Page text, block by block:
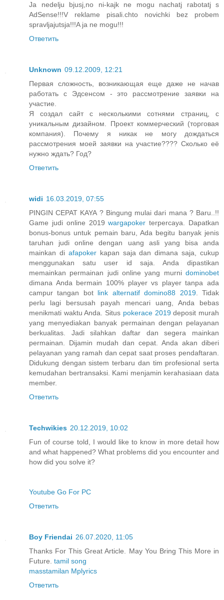
Ja nedelju bjusj,no ni-kajk ne mogu nachatj rabotatj s
AdSense!!!V reklame pisali.chto novichki bez probem
spravljajutsja!!!A ja ne mogu!!!
Ответить
Unknown 09.12.2009, 12:21
Первая сложность, возникающая еще даже не начав
работать с Эдсенсом - это рассмотрение заявки на
участие.
Я создал сайт с несколькими сотнями страниц, с
уникальным дизайном. Проект коммерческий (торговая
компания). Почему я никак не могу дождаться
рассмотрения моей заявки на участие???? Сколько её
нужно ждать? Год?
Ответить
widi 16.03.2019, 07:55
PINGIN CEPAT KAYA ? Bingung mulai dari mana ? Baru..!!
Game judi online 2019wargapoker terpercaya. Dapatkan
bonus-bonus untuk pemain baru, Ada begitu banyak jenis
taruhan judi online dengan uang asli yang bisa anda
mainkan di afapokerkapan saja dan dimana saja, cukup
menggunakan satu user id saja. Anda dipastikan
memainkan permainan judi online yang murni dominobet
dimana Anda bermain 100% player vs player tanpa ada
campur tangan bot link alternatif domino88 2019. Tidak
perlu lagi bersusah payah mencari uang, Anda bebas
menikmati waktu Anda. Situs pokerace 2019deposit murah
yang menyediakan banyak permainan dengan pelayanan
berkualitas. Jadi silahkan daftar dan segera mainkan
permainan. Dijamin mudah dan cepat. Anda akan diberi
pelayanan yang ramah dan cepat saat proses pendaftaran.
Didukung dengan sistem terbaru dan tim profesional serta
kemudahan bertransaksi. Kami menjamin kerahasiaan data
member.
Ответить
Techwikies 20.12.2019, 10:02
Fun of course told, I would like to know in more detail how
and what happened? What problems did you encounter and
how did you solve it?
Youtube Go For PC
Ответить
Boy Friendai 26.07.2020, 11:05
Thanks For This Great Article. May You Bring This More in
Future. tamil song
masstamilan Mplyrics
Ответить